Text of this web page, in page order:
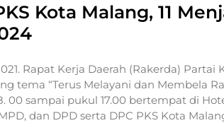
Kota Malang, 11
Rapat Kerja Daerah (Rakerda)
tema “Terus Melayani dan Membela
00 sampai pukul 17.00 bertempat di
dan DPD serta DPC PKS Kota